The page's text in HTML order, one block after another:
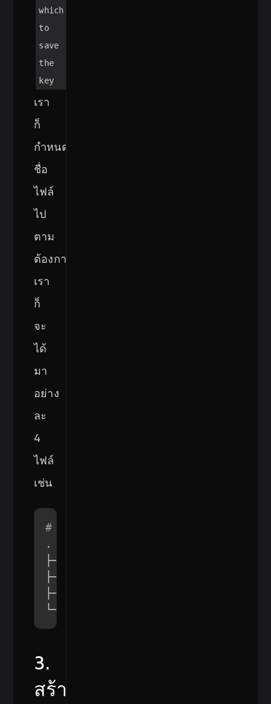
which
to
save
the
key
เรา
ก็
กำหนด
ชื่อ
ไฟล์
ไป
ตาม
ต้องการ
เรา
ก็
จะ
ได้
มา
อย่าง
ละ
4
ไฟล์
เช่น
# .ssh/
.
├── personal_email
├── personal_email.pub
├── work_email
└── work_email.pub
3.
สร้าง